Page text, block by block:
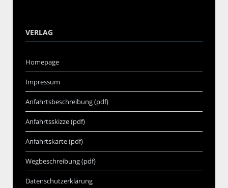
VERLAG
Homepage
Impressum
Anfahrtsbeschreibung (pdf)
Anfahrtsskizze (pdf)
Anfahrtskarte (pdf)
Wegbeschreibung (pdf)
Datenschutzerklärung